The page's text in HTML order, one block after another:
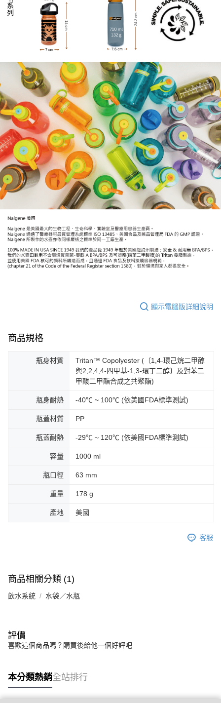
顯示電腦版詳細說明
商品規格
瓶身材質
Tritan™ Copolyester (〔1,4-環己烷二甲醇
與2,2,4,4-四甲基-1,3-環丁二醇〕及對苯二
甲酸二甲酯合成之共聚酯)
瓶身耐熱 -40℃ ~ 100℃ (依美國FDA標準測試)
瓶蓋材質 PP
瓶蓋耐熱 -29℃ ~ 120℃ (依美國FDA標準測試)
容量 1000 ml
瓶口徑 63 mm
重量 178 g
產地 美國
客服
商品相關分類 (1)
飲水系統 水袋／水瓶
評價
喜歡這個商品嗎？購買後給他一個好評吧
本分類熱銷全站排行